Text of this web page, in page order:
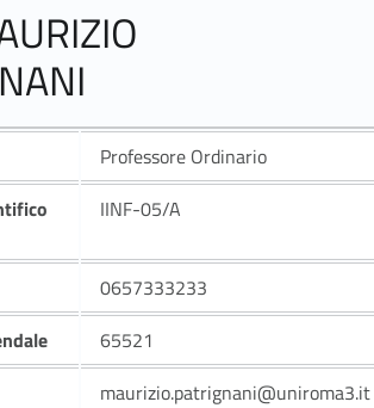
Professore Ordinario
IINF-05/A
0657333233
65521
maurizio.patrignani@uniroma3.it